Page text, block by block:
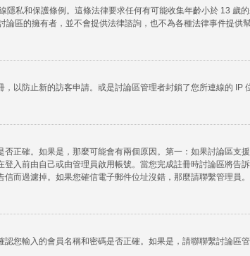
隱私和保護條例。這條法律要求任何有可能收集年齡小於 13
區的擁有者，並不會提供法律諮詢，也不為各種法律事件提供
以防止新的訪客申請。或是討論區管理者封鎖了您所連線的 IP
正確。如果是，那麼可能會有兩個原因。第一：如果討論區
登入前由自己或由管理員啟用帳號。當您完成註冊時討論區將
而過濾掉。如果您確信電子郵件位址沒錯，那麼請聯繫管理員。
您輸入的會員名稱和密碼是否正確。如果是，請聯聯繫討論區